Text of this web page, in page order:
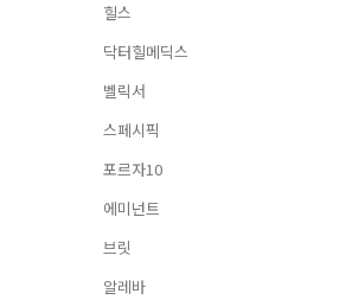
힐스
닥터힐메딕스
벨릭서
스페시픽
포르자10
에미넌트
브릿
알레바